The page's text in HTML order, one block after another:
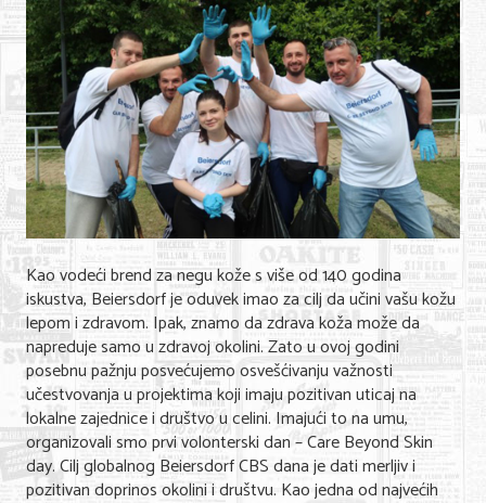
Shopping
Sve za venčanje
Sve za decu
Gastronomija
Kuća i bašta
Zdravlje i medicina
Sport i rekreacija
Hobi i razonoda
ADRESAR
Posao
Usluge
Kao vodeći brend za negu kože s više od 140 godina
iskustva, Beiersdorf je oduvek imao za cilj da učini vašu kožu
lepom i zdravom. Ipak, znamo da zdrava koža može da
napreduje samo u zdravoj okolini. Zato u ovoj godini
posebnu pažnju posvećujemo osvešćivanju važnosti
učestvovanja u projektima koji imaju pozitivan uticaj na
lokalne zajednice i društvo u celini. Imajući to na umu,
organizovali smo prvi volonterski dan – Care Beyond Skin
day. Cilj globalnog Beiersdorf CBS dana je dati merljiv i
pozitivan doprinos okolini i društvu. Kao jedna od najvećih